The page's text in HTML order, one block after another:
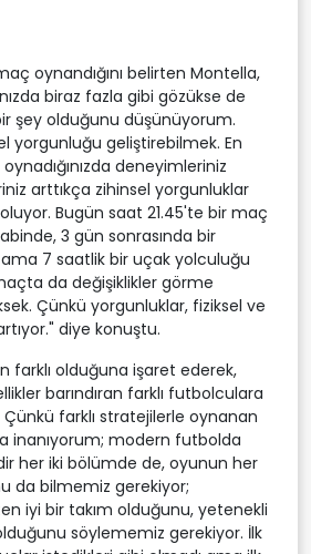
oynandığını belirten Montella,
biraz fazla gibi gözükse de
şey olduğunu düşünüyorum.
yorgunluğu geliştirebilmek. En
deneyimleriniz
arttıkça zihinsel yorgunluklar
Bugün saat 21.45'te bir maç
3 gün sonrasında bir
7 saatlik bir uçak yolculuğu
da değişiklikler görme
Çünkü yorgunluklar, fiziksel ve
diye konuştu.
farklı olduğuna işaret ederek,
barındıran farklı futbolculara
Çünkü farklı stratejilerle oynanan
inanıyorum; modern futbolda
her iki bölümde de, oyunun her
da bilmemiz gerekiyor;
iyi bir takım olduğunu, yetenekli
söylememiz gerekiyor. İlk